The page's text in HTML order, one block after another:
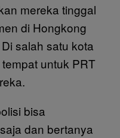
mereka tinggal
di Hongkong
salah satu kota
untuk PRT
bisa
dan bertanya